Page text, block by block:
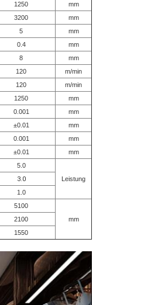
1250 mm
3200 mm
5 mm
0.4 mm
8 mm
120 m/min
120 m/min
1250 mm
0.001 mm
±0.01 mm
0.001 mm
±0.01 mm
5.0
Leistung
3.0
1.0
5100
mm
2100
1550